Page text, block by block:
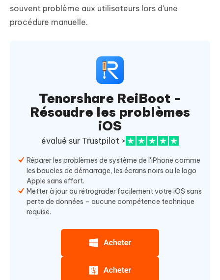
souvent problème aux utilisateurs lors d'une
procédure manuelle.
Tenorshare ReiBoot -
Résoudre les problèmes
iOS
évalué sur Trustpilot >
Réparer les problèmes de système de l'iPhone comme
les boucles de démarrage, les écrans noirs ou le logo
Apple sans effort.
Metter à jour ou rétrograder facilement votre iOS sans
perte de données – aucune compétence technique
requise.